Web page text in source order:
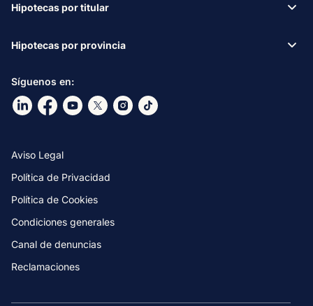
Síguenos en:
Ir a nuestro Linkdin
Ir a nuestro Facebook
Ir a nuestro canal de Youtube
Ir a nuestro X
Ir a nuestro Instagram
Ir a nuestro TikTok
Aviso Legal
Política de Privacidad
Política de Cookies
Condiciones generales
Canal de denuncias
Reclamaciones
Hipotecas por titular
Hipotecas por provincia